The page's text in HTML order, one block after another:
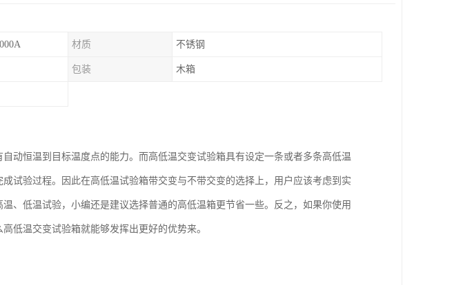
材质 不锈钢
包装 木箱
动恒温到目标温度点的能力。而高低温交变试验箱具有设定一条或者多条高低温
试验过程。因此在高低温试验箱带交变与不带交变的选择上，用户应该考虑到实
、低温试验，小编还是建议选择普通的高低温箱更节省一些。反之，如果你使用
低温交变试验箱就能够发挥出更好的优势来。